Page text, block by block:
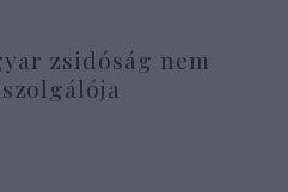
zsidóság nem